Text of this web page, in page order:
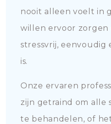
nooit alleen voelt in
willen ervoor
stressvrij, eenvoudig
is.
Onze ervaren
zijn getraind om alle
te behandelen, of